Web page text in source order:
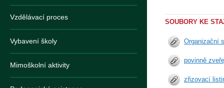
Vzdělávací proces
Vybavení školy
Mimoškolní aktivity
SOUBORY KE
Organizační
povinně
zřizovací